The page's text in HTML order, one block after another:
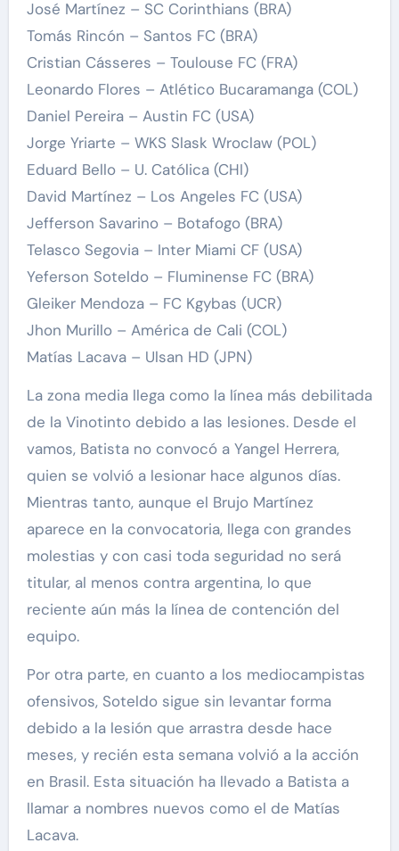
José Martínez – SC Corinthians (BRA)
Tomás Rincón – Santos FC (BRA)
Cristian Cásseres – Toulouse FC (FRA)
Leonardo Flores – Atlético Bucaramanga (COL)
Daniel Pereira – Austin FC (USA)
Jorge Yriarte – WKS Slask Wroclaw (POL)
Eduard Bello – U. Católica (CHI)
David Martínez – Los Angeles FC (USA)
Jefferson Savarino – Botafogo (BRA)
Telasco Segovia – Inter Miami CF (USA)
Yeferson Soteldo – Fluminense FC (BRA)
Gleiker Mendoza – FC Kgybas (UCR)
Jhon Murillo – América de Cali (COL)
Matías Lacava – Ulsan HD (JPN)
La zona media llega como la línea más debilitada
de la Vinotinto debido a las lesiones. Desde el
vamos, Batista no convocó a Yangel Herrera,
quien se volvió a lesionar hace algunos días.
Mientras tanto, aunque el Brujo Martínez
aparece en la convocatoria, llega con grandes
molestias y con casi toda seguridad no será
titular, al menos contra argentina, lo que
reciente aún más la línea de contención del
equipo.
Por otra parte, en cuanto a los mediocampistas
ofensivos, Soteldo sigue sin levantar forma
debido a la lesión que arrastra desde hace
meses, y recién esta semana volvió a la acción
en Brasil. Esta situación ha llevado a Batista a
llamar a nombres nuevos como el de Matías
Lacava.